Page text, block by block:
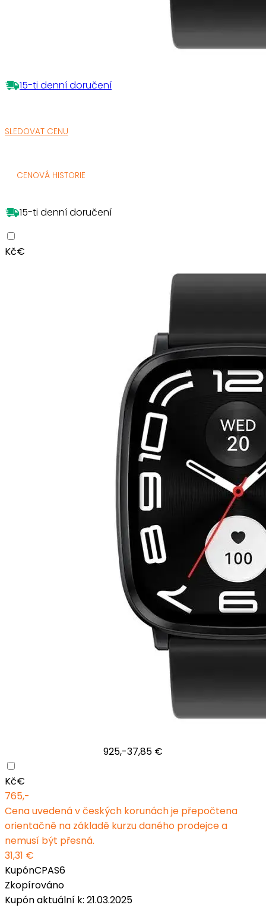
15-ti denní doručení
SLEDOVAT CENU
CENOVÁ HISTORIE
15-ti denní doručení
Kč€
925,-37,85 €
Kč€
765,-
Cena uvedená v českých korunách je přepočtena
orientačně na základě kurzu daného prodejce a
nemusí být přesná.
31,31 €
KupónCPAS6
Zkopírováno
Kupón aktuální k: 21.03.2025